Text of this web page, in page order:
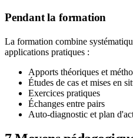
Pendant la formation
La formation combine
applications pratiques :
Apports théoriques et
Études de cas et mises en
Exercices pratiques
Échanges entre pairs
Auto-diagnostic et plan